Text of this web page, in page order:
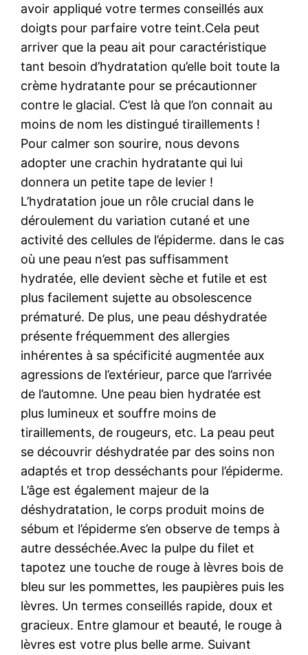
avoir appliqué votre termes conseillés aux
doigts pour parfaire votre teint.Cela peut
arriver que la peau ait pour caractéristique
tant besoin d’hydratation qu’elle boit toute la
crème hydratante pour se précautionner
contre le glacial. C’est là que l’on connait au
moins de nom les distingué tiraillements !
Pour calmer son sourire, nous devons
adopter une crachin hydratante qui lui
donnera un petite tape de levier !
L’hydratation joue un rôle crucial dans le
déroulement du variation cutané et une
activité des cellules de l’épiderme. dans le cas
où une peau n’est pas suffisamment
hydratée, elle devient sèche et futile et est
plus facilement sujette au obsolescence
prématuré. De plus, une peau déshydratée
présente fréquemment des allergies
inhérentes à sa spécificité augmentée aux
agressions de l’extérieur, parce que l’arrivée
de l’automne. Une peau bien hydratée est
plus lumineux et souffre moins de
tiraillements, de rougeurs, etc. La peau peut
se découvrir déshydratée par des soins non
adaptés et trop desséchants pour l’épiderme.
L’âge est également majeur de la
déshydratation, le corps produit moins de
sébum et l’épiderme s’en observe de temps à
autre desséchée.Avec la pulpe du filet et
tapotez une touche de rouge à lèvres bois de
bleu sur les pommettes, les paupières puis les
lèvres. Un termes conseillés rapide, doux et
gracieux. Entre glamour et beauté, le rouge à
lèvres est votre plus belle arme. Suivant